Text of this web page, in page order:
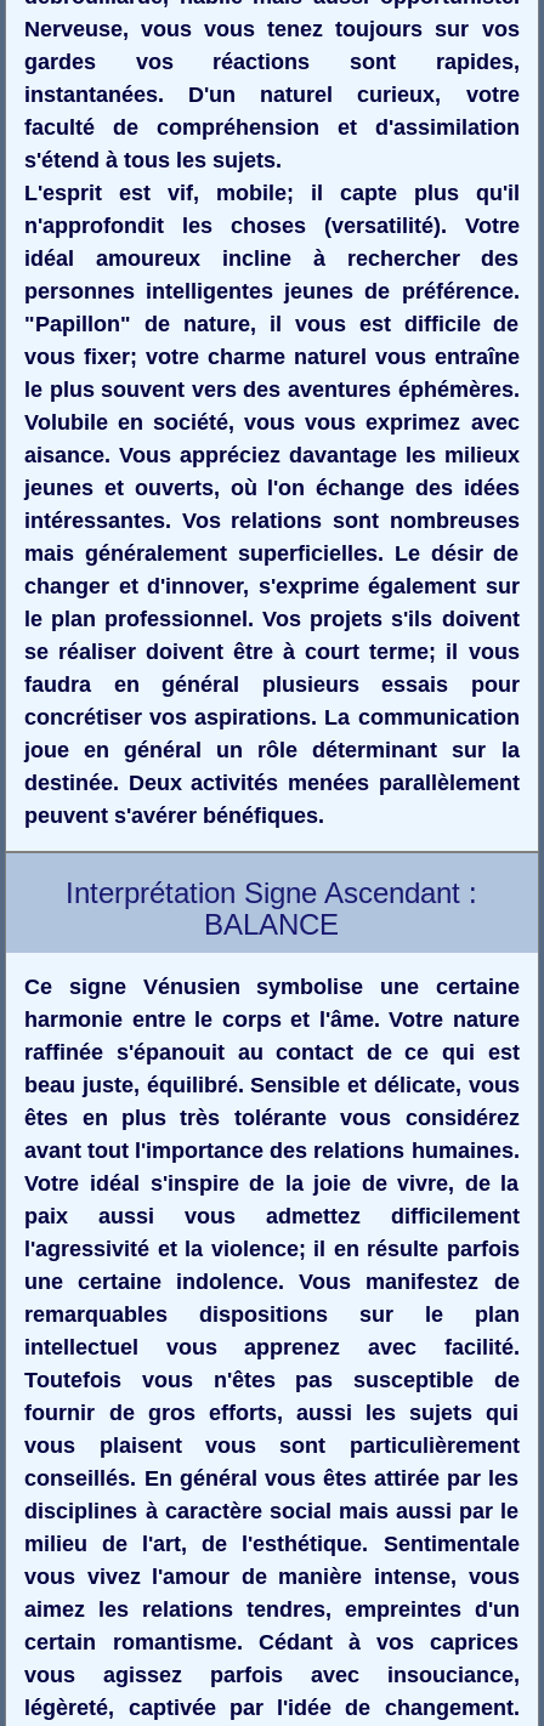
Nerveuse, vous vous tenez toujours sur vos
gardes vos réactions sont rapides,
instantanées. D'un naturel curieux, votre
faculté de compréhension et d'assimilation
s'étend à tous les sujets.
L'esprit est vif, mobile; il capte plus qu'il
n'approfondit les choses (versatilité). Votre
idéal amoureux incline à rechercher des
personnes intelligentes jeunes de préférence.
"Papillon" de nature, il vous est difficile de
vous fixer; votre charme naturel vous entraîne
le plus souvent vers des aventures éphémères.
Volubile en société, vous vous exprimez avec
aisance. Vous appréciez davantage les milieux
jeunes et ouverts, où l'on échange des idées
intéressantes. Vos relations sont nombreuses
mais généralement superficielles. Le désir de
changer et d'innover, s'exprime également sur
le plan professionnel. Vos projets s'ils doivent
se réaliser doivent être à court terme; il vous
faudra en général plusieurs essais pour
concrétiser vos aspirations. La communication
joue en général un rôle déterminant sur la
destinée. Deux activités menées parallèlement
peuvent s'avérer bénéfiques.
Interprétation Signe Ascendant :
BALANCE
Ce signe Vénusien symbolise une certaine
harmonie entre le corps et l'âme. Votre nature
raffinée s'épanouit au contact de ce qui est
beau juste, équilibré. Sensible et délicate, vous
êtes en plus très tolérante vous considérez
avant tout l'importance des relations humaines.
Votre idéal s'inspire de la joie de vivre, de la
paix aussi vous admettez difficilement
l'agressivité et la violence; il en résulte parfois
une certaine indolence. Vous manifestez de
remarquables dispositions sur le plan
intellectuel vous apprenez avec facilité.
Toutefois vous n'êtes pas susceptible de
fournir de gros efforts, aussi les sujets qui
vous plaisent vous sont particulièrement
conseillés. En général vous êtes attirée par les
disciplines à caractère social mais aussi par le
milieu de l'art, de l'esthétique. Sentimentale
vous vivez l'amour de manière intense, vous
aimez les relations tendres, empreintes d'un
certain romantisme. Cédant à vos caprices
vous agissez parfois avec insouciance,
légèreté, captivée par l'idée de changement.